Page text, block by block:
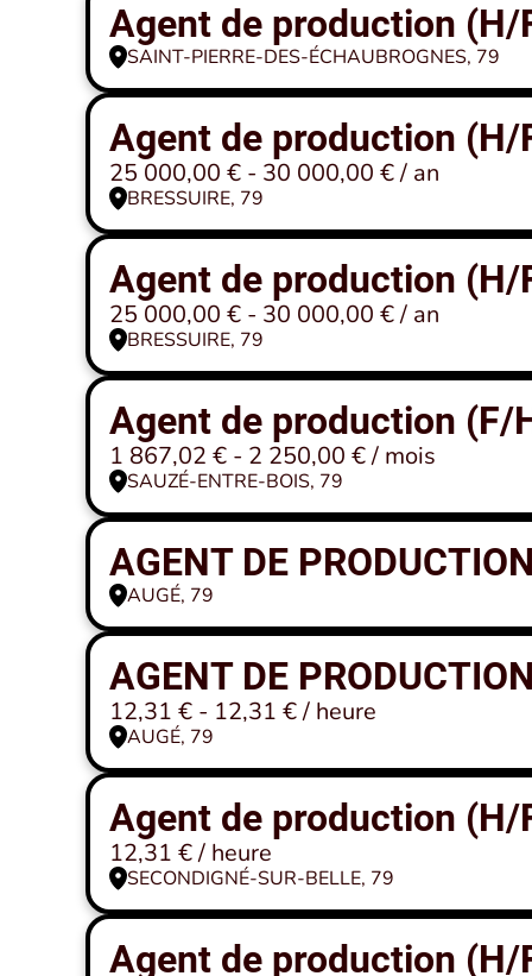
Agent de production (H/
SAINT-PIERRE-DES-ÉCHAUBROGNES, 79
Agent de production (H/
25 000,00 € - 30 000,00 € / an
BRESSUIRE, 79
Agent de production (H/
25 000,00 € - 30 000,00 € / an
BRESSUIRE, 79
Agent de production (F/
1 867,02 € - 2 250,00 € / mois
SAUZÉ-ENTRE-BOIS, 79
AGENT DE
AUGÉ, 79
AGENT DE
12,31 € - 12,31 € / heure
AUGÉ, 79
Agent de production (H/
12,31 € / heure
SECONDIGNÉ-SUR-BELLE, 79
Agent de production (H/